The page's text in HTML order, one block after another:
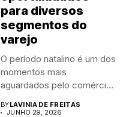
para diversos
segmentos do
varejo
O período natalino é um dos
momentos mais
aguardados pelo comércio
BYLAVINIA DE FREITAS
JUNHO 29, 2026